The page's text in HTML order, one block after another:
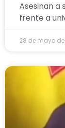
Asesinan a
frente a
28 de mayo